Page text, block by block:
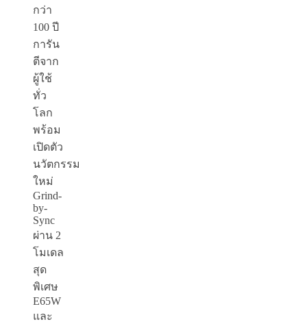
กว่า
100 ปี
การัน
ตีจาก
ผู้ใช้
ทั่ว
โลก
พร้อม
เปิดตัว
นวัตกรรม
ใหม่
Grind-
by-
Sync
ผ่าน 2
โมเดล
สุด
พิเศษ
E65W
และ